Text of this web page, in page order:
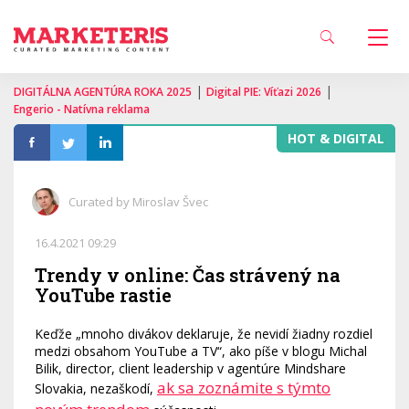
DIGITÁLNA AGENTÚRA ROKA 2025 | Digital PIE: Víťazi 2026 |
Engerio - Natívna reklama
HOT & DIGITAL
Curated by Miroslav Švec
16.4.2021 09:29
Trendy v online: Čas strávený na
YouTube rastie
Keďže „mnoho divákov deklaruje, že nevidí žiadny rozdiel
medzi obsahom YouTube a TV“, ako píše v blogu Michal
Bilik, director, client leadership v agentúre Mindshare
Slovakia, nezaškodí, ak sa zoznámite s týmto